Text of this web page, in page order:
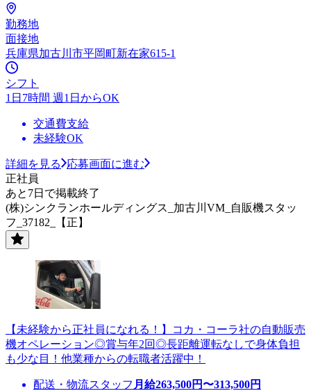
勤務地
面接地
兵庫県加古川市平岡町新在家615-1
シフト
1日7時間 週1日からOK
交通費支給
未経験OK
詳細を見る
応募画面に進む
正社員
あと7日で掲載終了
(株)シンクランホールディングス_加古川VM_自販機スタッ
フ_37182_【正】
【未経験から正社員になれる！】コカ・コーラ社の自動販売
機オペレーション◎賞与年2回◎長距離運転なしで身体負担
も少な目！他業種からの転職者活躍中！
配送・物流スタッフ 月給263,500円〜313,500円